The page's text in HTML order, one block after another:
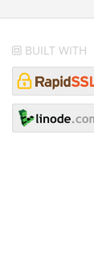
BUILT WITH